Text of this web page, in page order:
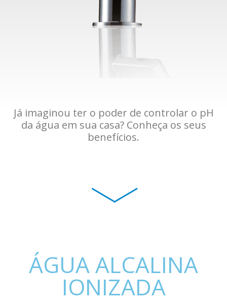
Já imaginou ter o poder de controlar o pH
da água em sua casa? Conheça os seus
benefícios.
ÁGUA ALCALINA
IONIZADA